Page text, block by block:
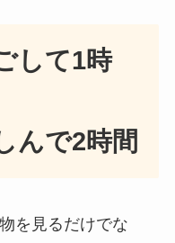
して1時
んで2時間
を見るだけでな